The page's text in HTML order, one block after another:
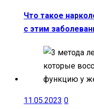
Что такое
с этим
11.05.2023 0